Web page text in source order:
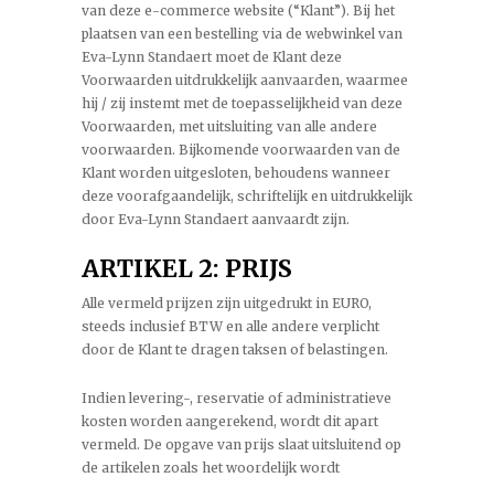
van deze e-commerce website (“Klant”). Bij het
plaatsen van een bestelling via de webwinkel van
Eva-Lynn Standaert moet de Klant deze
Voorwaarden uitdrukkelijk aanvaarden, waarmee
hij / zij instemt met de toepasselijkheid van deze
Voorwaarden, met uitsluiting van alle andere
voorwaarden. Bijkomende voorwaarden van de
Klant worden uitgesloten, behoudens wanneer
deze voorafgaandelijk, schriftelijk en uitdrukkelijk
door Eva-Lynn Standaert aanvaardt zijn.
ARTIKEL 2: PRIJS
Alle vermeld prijzen zijn uitgedrukt in EURO,
steeds inclusief BTW en alle andere verplicht
door de Klant te dragen taksen of belastingen.
Indien levering-, reservatie of administratieve
kosten worden aangerekend, wordt dit apart
vermeld. De opgave van prijs slaat uitsluitend op
de artikelen zoals het woordelijk wordt